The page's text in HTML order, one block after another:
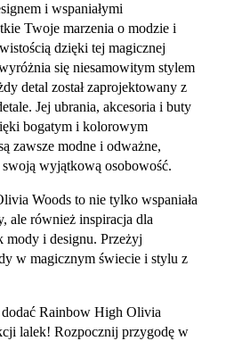
i wspaniałymi
Twoje marzenia o modzie i
dzięki tej magicznej
się niesamowitym stylem
detal został zaprojektowany z
Jej ubrania, akcesoria i buty
bogatym i kolorowym
zawsze modne i odważne,
wyjątkową osobowość.
Woods to nie tylko wspaniała
ale również inspiracja dla
mody i designu. Przeżyj
w magicznym świecie i stylu z
Rainbow High Olivia
lalek! Rozpocznij przygodę w